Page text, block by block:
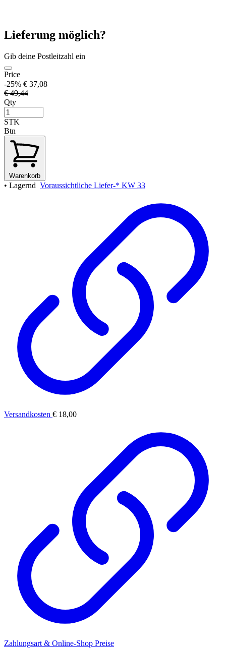
Lieferung möglich?
Gib deine Postleitzahl ein
Price
-25% € 37,08
€ 49,44
Qty
STK
Btn
Warenkorb
• Lagernd Voraussichtliche Liefer-* KW 33
Versandkosten € 18,00
Zahlungsart & Online-Shop Preise